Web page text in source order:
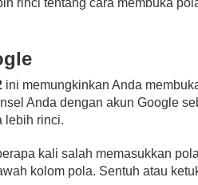
ini memungkinkan Anda
Anda dengan akun Google
lebih rinci.
kali salah memasukkan
kolom pola. Sentuh atau